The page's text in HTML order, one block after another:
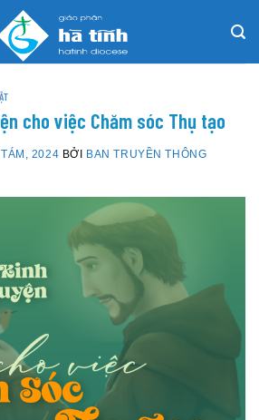
cho việc Chăm sóc Thụ tạo
2024 BỞI BAN TRUYỀN THÔNG